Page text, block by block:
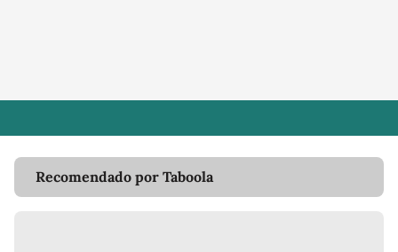
Recomendado por Taboola